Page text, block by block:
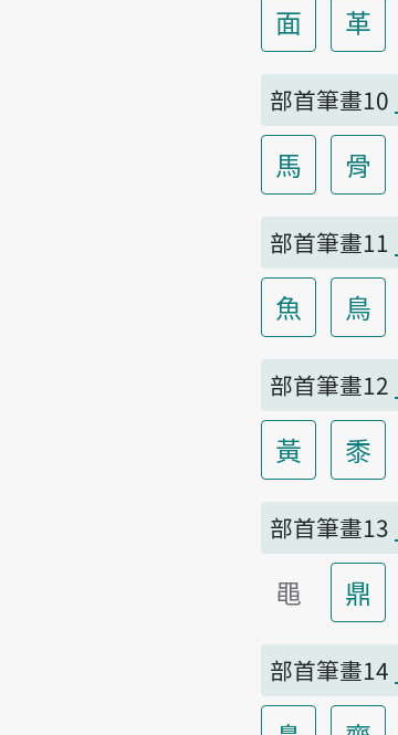
面 革
部首筆畫10
馬 骨
部首筆畫11
魚 鳥
部首筆畫12
黃 黍
部首筆畫13
黽 鼎
部首筆畫14